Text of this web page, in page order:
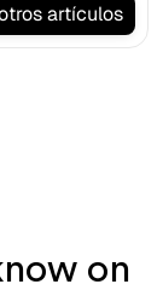
artículos
on